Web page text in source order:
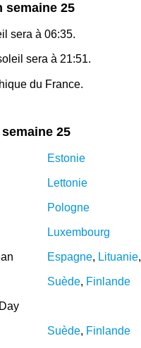
semaine 25
sera à 06:35.
sera à 21:51.
du France.
25
Estonie
Lettonie
Pologne
Luxembourg
Espagne, Lituanie,
Suède, Finlande
Suède, Finlande